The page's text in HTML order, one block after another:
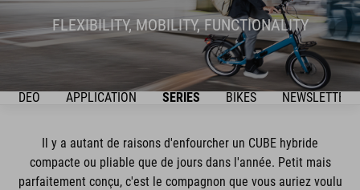
FLEXIBILITY, MOBILITY, FUNCTIONALITY
VIDEO APPLICATION SÉRIES BIKES NEWSLETTER
Il y a autant de raisons d'enfourcher un CUBE hybride
compacte ou pliable que de jours dans l'année. Petit mais
parfaitement conçu, c'est le compagnon que vous auriez voulu